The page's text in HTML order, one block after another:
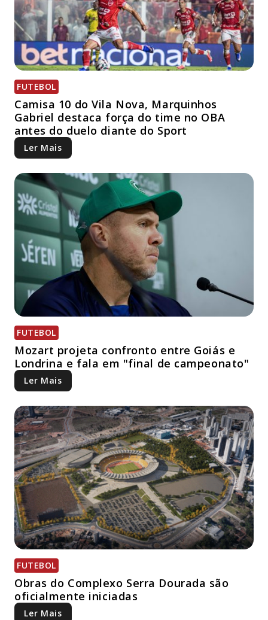
FUTEBOL
Camisa 10 do Vila Nova, Marquinhos
Gabriel destaca força do time no OBA
antes do duelo diante do Sport
Ler Mais
FUTEBOL
Mozart projeta confronto entre Goiás e
Londrina e fala em "final de campeonato"
Ler Mais
FUTEBOL
Obras do Complexo Serra Dourada são
oficialmente iniciadas
Ler Mais